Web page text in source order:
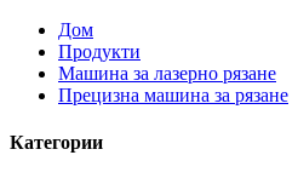
Дом
Продукти
Машина за лазерно рязане
Прецизна машина за рязане
Категории